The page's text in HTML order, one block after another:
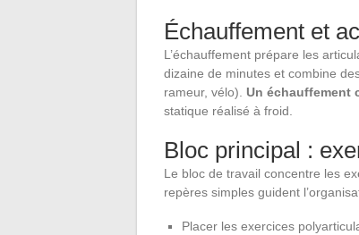
Échauffement et
L’échauffement prépare les
dizaine de minutes et combine
rameur, vélo). Un échauffement
statique réalisé à froid.
Bloc principal :
Le bloc de travail concentre les
repères simples guident
Placer les exercices